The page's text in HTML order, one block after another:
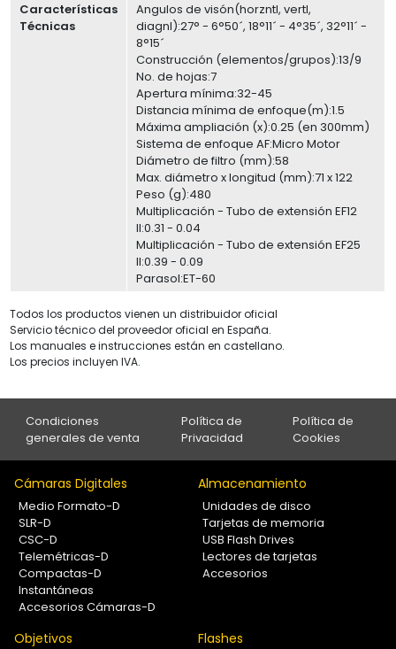
Características
Técnicas
Angulos de visón(horzntl, vertl,
diagnl):27° - 6°50´, 18°11´ - 4°35´, 32°11´ -
8°15´
Construcción (elementos/grupos):13/9
No. de hojas:7
Apertura mínima:32-45
Distancia mínima de enfoque(m):1.5
Máxima ampliación (x):0.25 (en 300mm)
Sistema de enfoque AF:Micro Motor
Diámetro de filtro (mm):58
Max. diámetro x longitud (mm):71 x 122
Peso (g):480
Multiplicación - Tubo de extensión EF12
II:0.31 - 0.04
Multiplicación - Tubo de extensión EF25
II:0.39 - 0.09
Parasol:ET-60
Todos los productos vienen un distribuidor oficial
Servicio técnico del proveedor oficial en España.
Los manuales e instrucciones están en castellano.
Los precios incluyen IVA.
Condiciones
generales de venta
Política de
Privacidad
Política de
Cookies
Cámaras Digitales
Medio Formato-D
SLR-D
CSC-D
Telemétricas-D
Compactas-D
Instantáneas
Accesorios Cámaras-D
Almacenamiento
Unidades de disco
Tarjetas de memoria
USB Flash Drives
Lectores de tarjetas
Accesorios
Objetivos Flashes